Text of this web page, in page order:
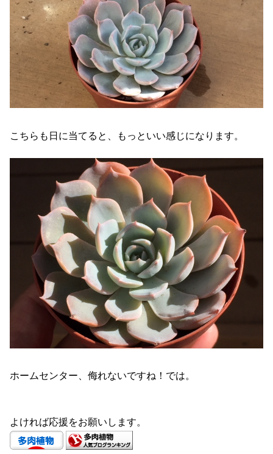
こちらも日に当てると、もっといい感じになります。
ホームセンター、侮れないですね！では。
よければ応援をお願いします。